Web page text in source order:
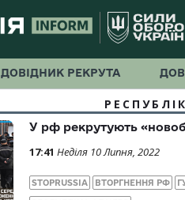
ДОВІДНИК РЕКРУТА
У рф рекрутують
17:41 Неділя 10 Липня, 2022
STOPRUSSIA ВТОРГНЕННЯ РФ